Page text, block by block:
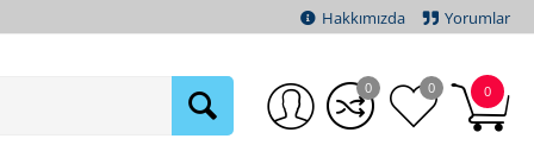
Hakkımızda Yorumlar
0
0 0